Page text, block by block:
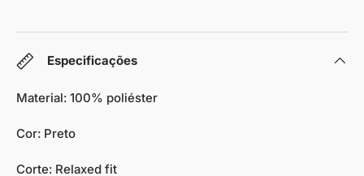
Especificações
Material: 100% poliéster
Cor: Preto
Corte: Relaxed fit